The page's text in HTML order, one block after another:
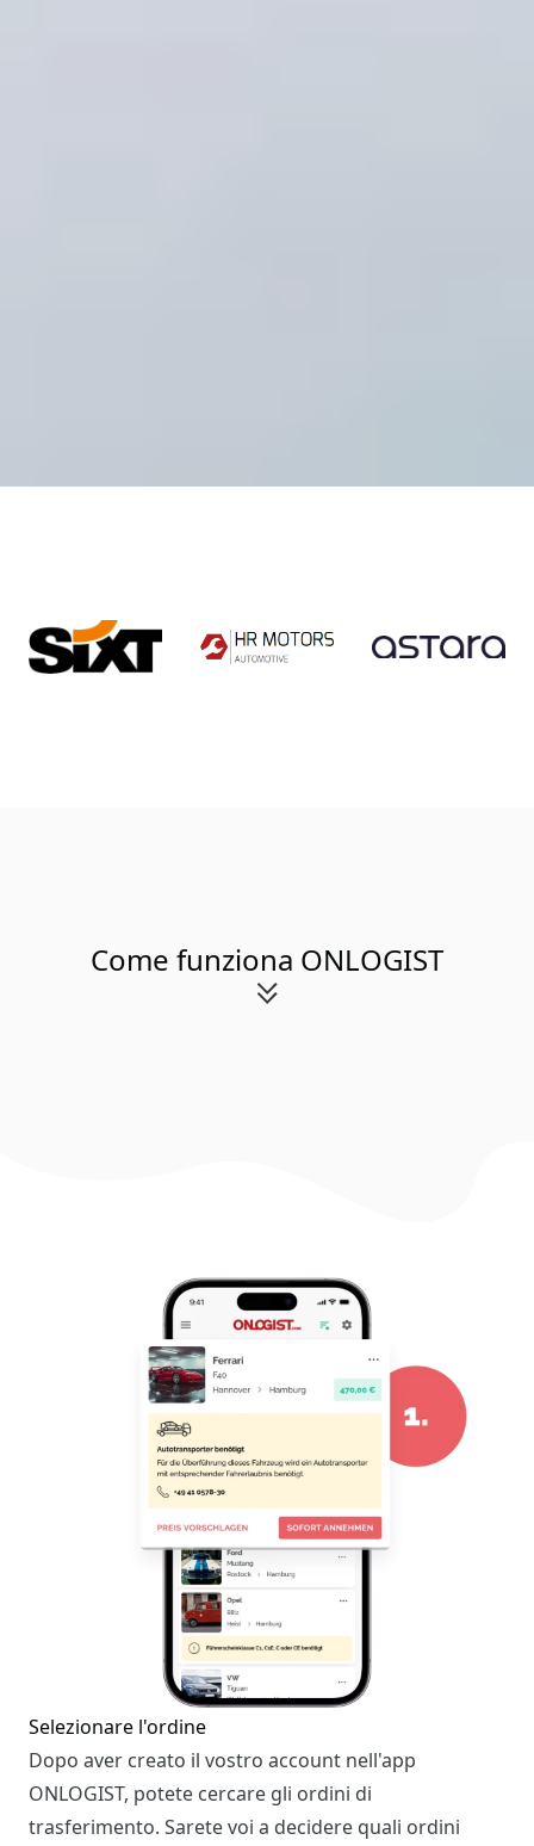
Come funziona ONLOGIST
Selezionare l'ordine
Dopo aver creato il vostro account nell'app
ONLOGIST, potete cercare gli ordini di
trasferimento. Sarete voi a decidere quali ordini